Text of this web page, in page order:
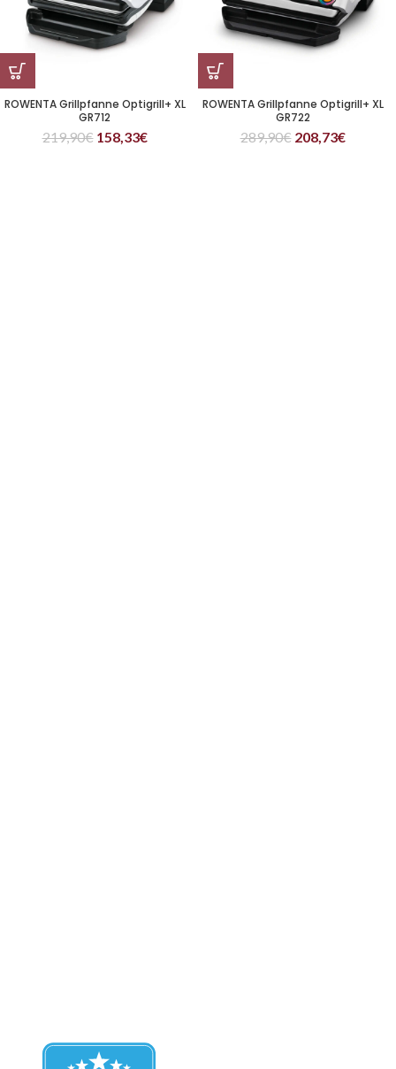
ROWENTA Grillpfanne Optigrill+ XL
GR712
219,90€ 158,33€
ROWENTA Grillpfanne Optigrill+ XL
GR722
289,90€ 208,73€